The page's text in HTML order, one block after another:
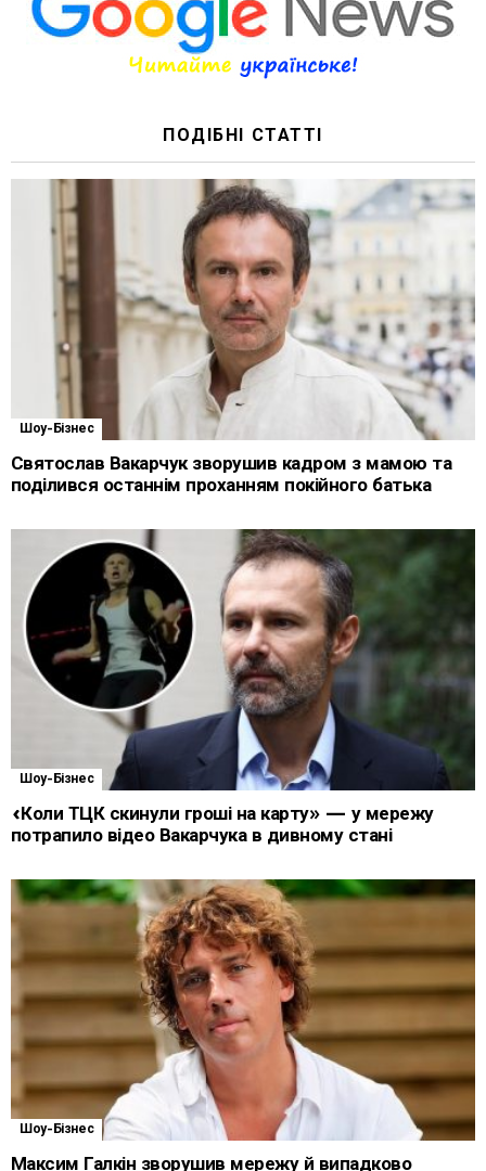
ПОДІБНІ СТАТТІ
Шоу-Бізнес
Святослав Вакарчук зворушив кадром з мамою та
поділився останнім проханням покійного батька
Шоу-Бізнес
«Коли ТЦК скинули гроші на карту» — у мережу
потрапило відео Вакарчука в дивному стані
Шоу-Бізнес
Максим Галкін зворушив мережу й випадково